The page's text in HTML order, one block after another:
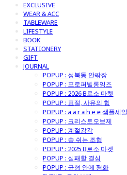
EXCLUSIVE
WEAR & ACC
TABLEWARE
LIFESTYLE
BOOK
STATIONERY
GIFT
JOURNAL
POPUP : 성북동 안팎장
POPUP : 프로퍼빌롱잉즈
POPUP : 2026 B로소 마켓
POPUP : 표절, 사유의 힘
POPUP : a a r a h e e 샘플세일
POPUP : 크리스토오브제
POPUP : 계절감각
POPUP : 숨 쉬는 조형
POPUP : 2025 B로소 마켓
POPUP : 실패할 결심
POPUP : 균형 안에 평화